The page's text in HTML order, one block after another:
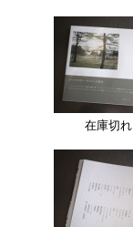
在庫切れ